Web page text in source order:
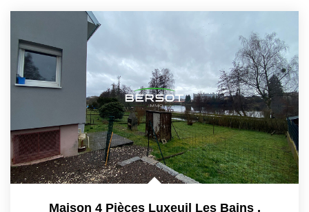
Maison 4 Pièces Luxeuil Les Bains ,